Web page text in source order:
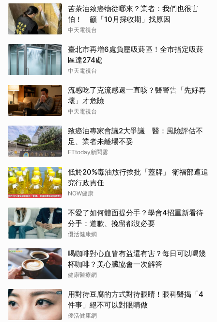
苦茶油致癌物從哪來？業者：我們也很害
怕！ 籲「10月採收期」找原因
中天電視台
臺北市再增6處負壓吸菸區！全市指定吸菸
區達274處
中天電視台
流感吃了克流感還一直咳？醫警告「先好再
壞」才危險
中天電視台
致癌油專家會議2大爭議 醫：風險評估不
足、業者未離場不妥
ETtoday新聞雲
低於20%毒油放行挨批「蓋牌」 衛福部遭追
究行政責任
NOW健康
不愛了如何體面提分手？學會4招重新看待
分手：道歉、挽留都沒必要
優活健康網
喝咖啡對心血管有益還有害？每日可以喝幾
杯咖啡？美心臟協會一次解答
健康醫療網
用對待豆腐的方式對待眼睛！眼科醫揭「4
件事」絕不可以對眼睛做
優活健康網